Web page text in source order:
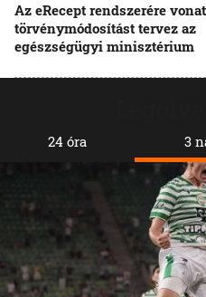
Az eRecept rendszerére
törvénymódosítást tervez az
egészségügyi minisztérium
24 óra 3